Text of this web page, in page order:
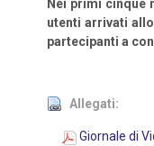
Nei primi cinque
utenti arrivati
partecipanti a
Allegati:
Giornale di